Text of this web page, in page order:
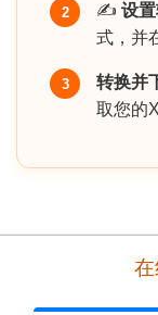
2 ✍️ 设
式，并
3 转换并
取您的